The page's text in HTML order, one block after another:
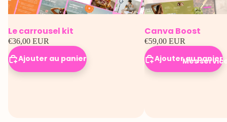
Mes
Le carrousel kit
€36,00 EUR
Ajouter au panier
Canva Boost
€59,00 EUR
Ajouter au panier